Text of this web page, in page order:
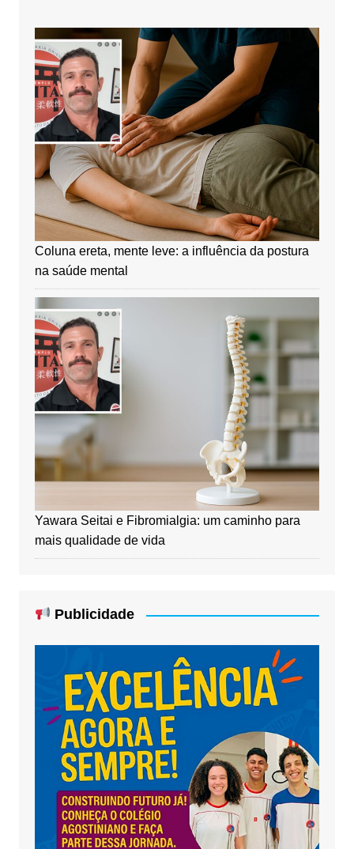
Coluna ereta, mente leve: a influência da postura
na saúde mental
Yawara Seitai e Fibromialgia: um caminho para
mais qualidade de vida
Publicidade